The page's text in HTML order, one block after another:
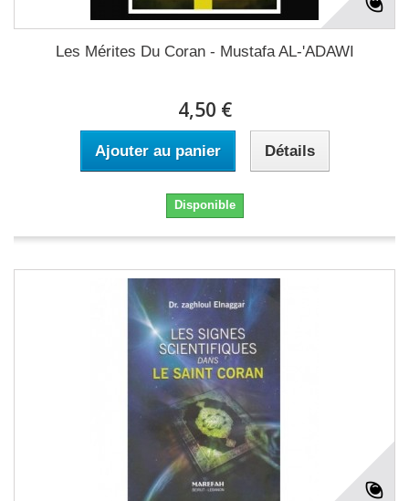
Les Mérites Du Coran - Mustafa AL-'ADAWI
4,50 €
Ajouter au panier Détails
Disponible